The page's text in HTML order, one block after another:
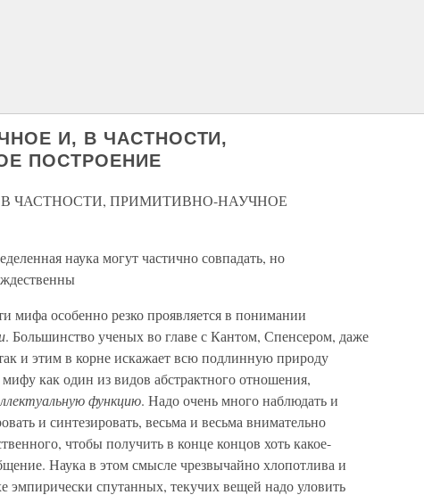
И, В ЧАСТНОСТИ,
ПОСТРОЕНИЕ
ЧАСТНОСТИ, ПРИМИТИВНО-НАУЧНОЕ
наука могут частично совпадать, но
мифа особенно резко проявляется в понимании
. Большинство ученых во главе с Кантом, Спенсером, даже
и этим в корне искажает всю подлинную природу
как один из видов абстрактного отношения,
функцию. Надо очень много наблюдать и
и синтезировать, весьма и весьма внимательно
чтобы получить в конце концов хоть какое-
Наука в этом смысле чрезвычайно хлопотлива и
эмпирически спутанных, текучих вещей надо уловить